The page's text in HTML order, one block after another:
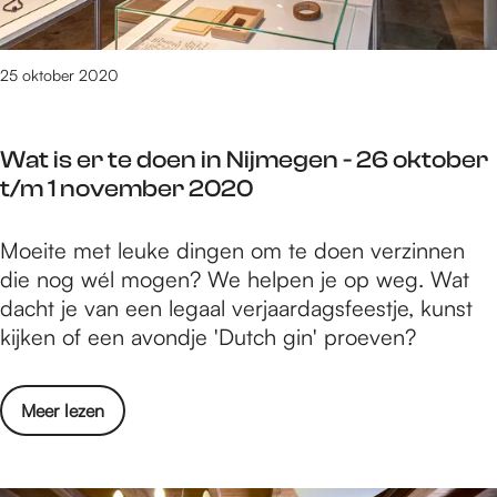
m
e
0
2
m
e
g
n
-
2
/
m
8
n
v
e
e
d
o
i
n
i
j
m
e
e
n
Wat is er te doen in Nijmegen - 26 oktober
t/m 1 november 2020
25 oktober 2020
W
a
t
i
e
r
Moeite met leuke dingen om te doen verzinnen
die nog wél mogen? We helpen je op weg. Wat
dacht je van een legaal verjaardagsfeestje, kunst
kijken of een avondje 'Dutch gin' proeven?
Meer lezen
o
v